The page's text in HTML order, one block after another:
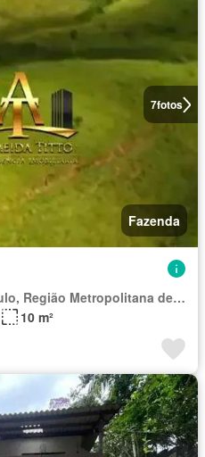
7fotos
Fazenda
Região Imediata de São Paulo, Região Metropolitana de São Paulo
10 m²